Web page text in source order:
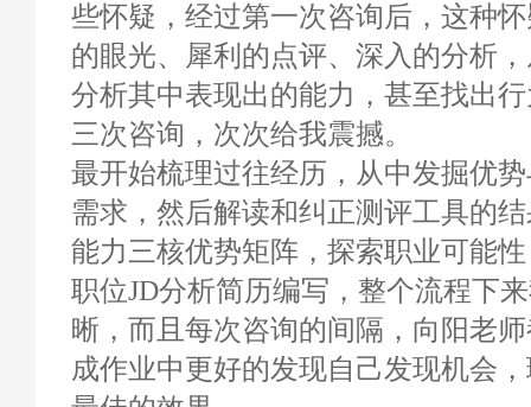
些怀疑，经过第一次咨询后，这种
的眼光、犀利的点评、深入的分析
分析其中表现出的能力，甚至找出
三次咨询，次次给我震撼。
最开始梳理过往经历，从中发掘优
需求，然后解读和纠正测评工具的
能力三核优势矩阵，探索职业可能
职位JD分析简历编写，整个流程下
晰，而且每次咨询的间隔，向阳老
成作业中更好的发现自己发现机会